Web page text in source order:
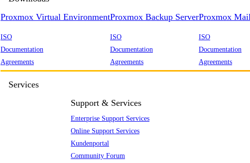
Proxmox Virtual Environment
ISO
Documentation
Agreements
Proxmox Backup Server
ISO
Documentation
Agreements
Proxmox
ISO
Documentation
Agreements
Services
Support & Services
Enterprise Support Services
Online Support Services
Kundenportal
Community Forum